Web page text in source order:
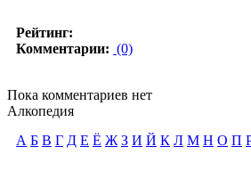
Рейтинг:
Комментарии: (0)
Пока комментариев нет
Алкопедия
А Б В Г Д Е Ё Ж З И Й К Л М Н О П